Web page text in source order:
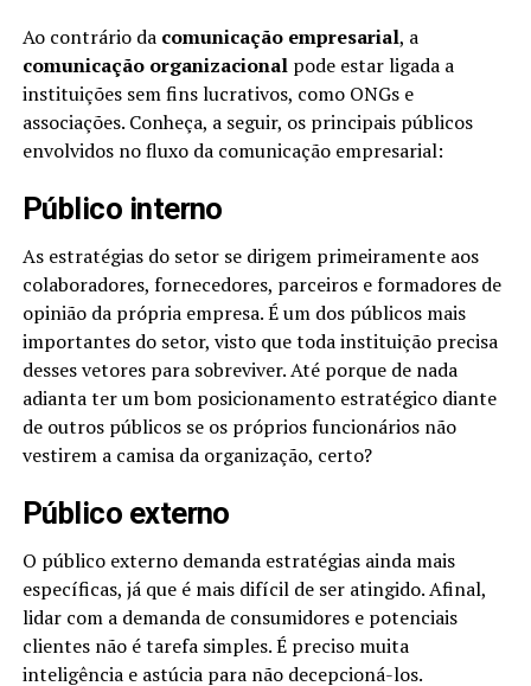
Ao contrário da comunicação empresarial, a
comunicação organizacionalpode estar ligada a
instituições sem fins lucrativos, como ONGs e
associações. Conheça, a seguir, os principais públicos
envolvidos no fluxo da comunicação empresarial:
Público interno
As estratégias do setor se dirigem primeiramente aos
colaboradores, fornecedores, parceiros e formadores de
opinião da própria empresa. É um dos públicos mais
importantes do setor, visto que toda instituição precisa
desses vetores para sobreviver. Até porque de nada
adianta ter um bom posicionamento estratégico diante
de outros públicos se os próprios funcionários não
vestirem a camisa da organização, certo?
Público externo
O público externo demanda estratégias ainda mais
específicas, já que é mais difícil de ser atingido. Afinal,
lidar com a demanda de consumidores e potenciais
clientes não é tarefa simples. É preciso muita
inteligência e astúcia para não decepcioná-los.